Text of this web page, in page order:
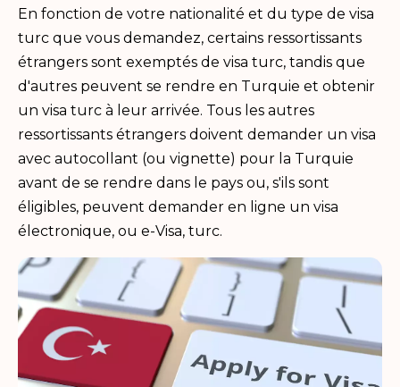
En fonction de votre nationalité et du type de visa
turc que vous demandez, certains ressortissants
étrangers sont exemptés de visa turc, tandis que
d'autres peuvent se rendre en Turquie et obtenir
un visa turc à leur arrivée. Tous les autres
ressortissants étrangers doivent demander un visa
avec autocollant (ou vignette) pour la Turquie
avant de se rendre dans le pays ou, s'ils sont
éligibles, peuvent demander en ligne un visa
électronique, ou e-Visa, turc.